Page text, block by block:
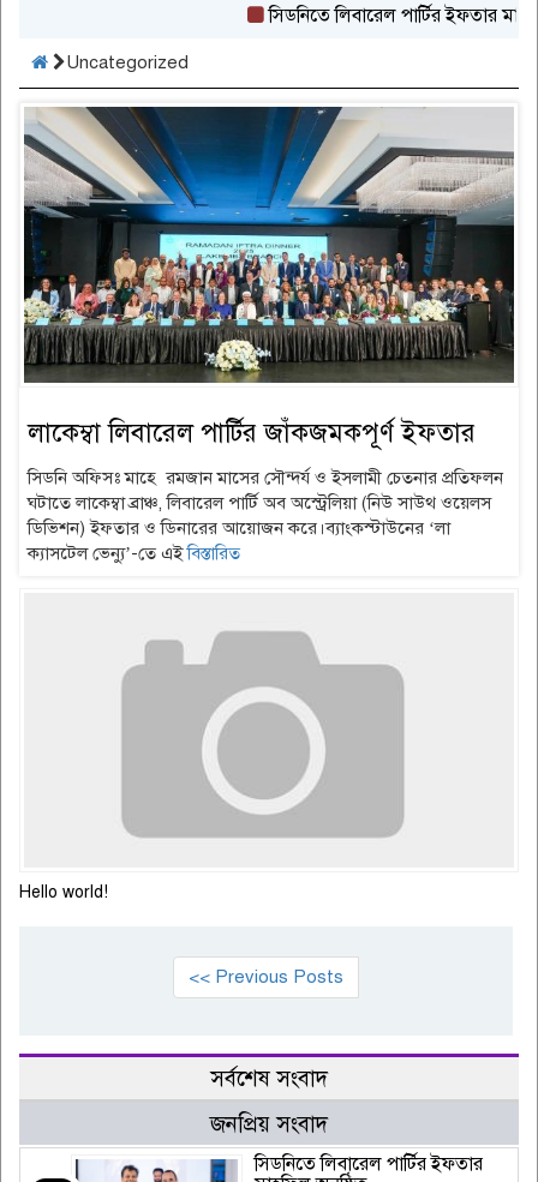
সিডনিতে লিবারেল পার্টির ইফতার
Uncategorized
লাকেম্বা লিবারেল পার্টির জাঁকজমকপূর্ণ ইফতার
সিডনি অফিসঃ মাহে রমজান মাসের সৌন্দর্য ও ইসলামী চেতনার প্রতিফলন
ঘটাতে লাকেম্বা ব্রাঞ্চ, লিবারেল পার্টি অব অস্ট্রেলিয়া (নিউ সাউথ ওয়েলস
ডিভিশন) ইফতার ও ডিনারের আয়োজন করে।ব্যাংকস্টাউনের ‘লা
ক্যাসটেল ভেন্যু’-তে এইবিস্তারিত
Hello world!
<< Previous Posts
সর্বশেষ সংবাদ
জনপ্রিয় সংবাদ
সিডনিতে লিবারেল পার্টির ইফতার